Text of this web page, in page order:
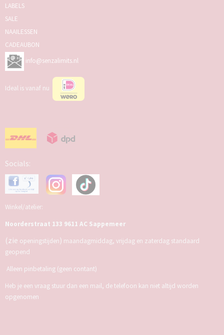
LABELS
SALE
NAAILESSEN
CADEAUBON
info@senzalimits.nl
Ideal is vanaf nu
Socials:
Winkel/atelier:
Noorderstraat 133 9611 AC Sappemeer
(zie openingstijden) maandagmiddag, vrijdag en zaterdag standaard
geopend
Alleen pinbetaling (geen contant)
Heb je een vraag stuur dan een mail, de telefoon kan niet altijd worden
opgenomen